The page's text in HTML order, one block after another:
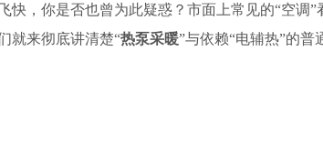
快，你是否也曾为此疑惑？市面上常见的“空调”
就来彻底讲清楚“热泵采暖”与依赖“电辅热”的普